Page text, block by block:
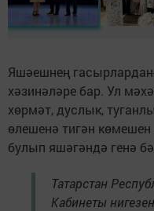
Яшәешнең
хәзинәләре бар. Ул
хөрмәт, дуслык,
өлешенә тигән
булып яшәгәндә генә
Татарстан
Кабинеты